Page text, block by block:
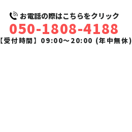
お電話の際はこちらをクリック
050-1808-4188
【受付時間】09:00〜20:00 (年中無休)